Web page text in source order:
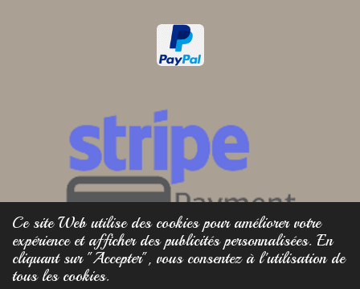
Ce site Web utilise des cookies pour améliorer votre
expérience et afficher des publicités personnalisées. En
cliquant sur "Accepter", vous consentez à l'utilisation de
tous les cookies.
© 2025 - 2026 Bistanclak Artisans verriers